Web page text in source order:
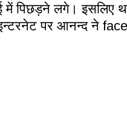
में पिछड़ने लगे।
इन्टरनेट पर आनन्द ने